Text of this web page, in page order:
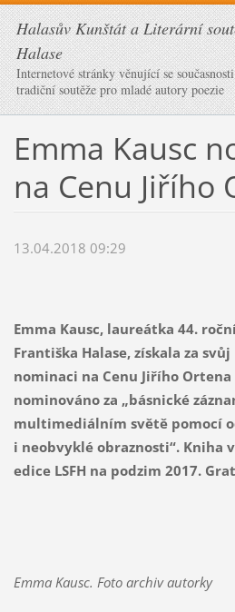
Halasův Kunštát a Literární
Halase
Internetové stránky věnující se
tradiční soutěže pro mladé autory poezie
Emma Kausc
na Cenu Jiřího
13.04.2018 09:29
Emma Kausc, laureátka 44.
Františka Halase, získala za
nominaci na Cenu Jiřího Ortena
nominováno za „básnické
multimediálním světě pomocí
i neobvyklé obraznosti“. Kniha
edice LSFH na podzim 2017.
Emma Kausc. Foto archiv autorky